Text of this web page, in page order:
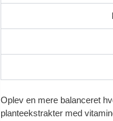
Oplev en mere balanceret
planteekstrakter med